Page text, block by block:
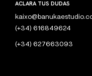
ACLARA TUS DUDAS
(+34) 616849624
(+34) 627663093